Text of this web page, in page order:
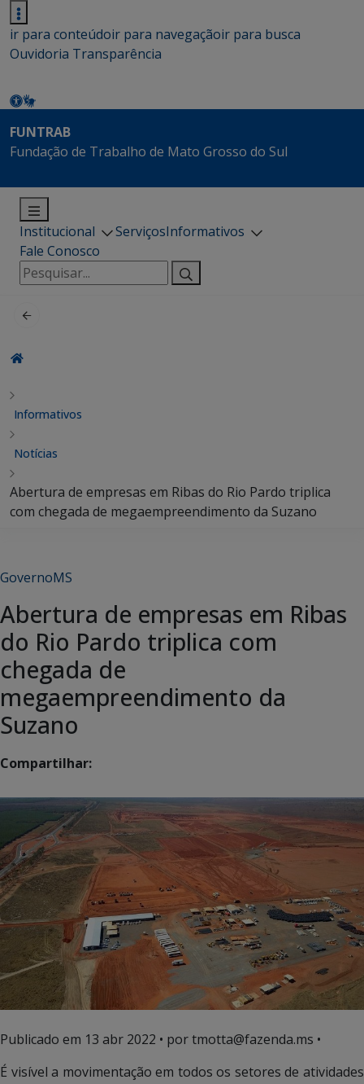
ir para conteúdoir para navegaçãoir para busca
Ouvidoria Transparência
FUNTRAB
Fundação de Trabalho de Mato Grosso do Sul
Institucional ServiçosInformativos
Fale Conosco
Pesquisar
por:
Informativos
Notícias
Abertura de empresas em Ribas do Rio Pardo triplica
com chegada de megaempreendimento da Suzano
GovernoMS
Abertura de empresas em Ribas
do Rio Pardo triplica com
chegada de
megaempreendimento da
Suzano
Compartilhar:
Publicado em 13 abr 2022 • por tmotta@fazenda.ms •
É visível a movimentação em todos os setores de atividades